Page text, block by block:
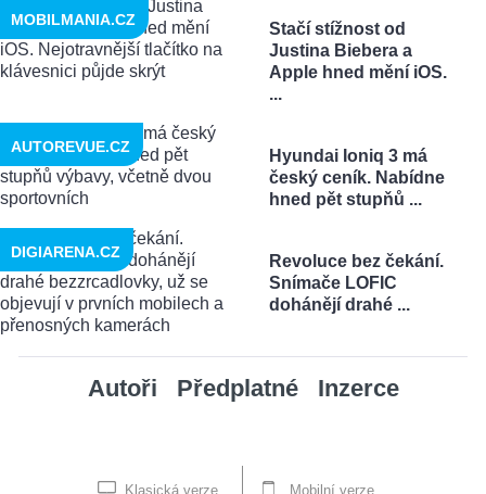
Stačí stížnost od
Justina Biebera a
Apple hned mění iOS.
...
MOBILMANIA.CZ
Hyundai Ioniq 3 má
český ceník. Nabídne
hned pět stupňů ...
AUTOREVUE.CZ
Revoluce bez čekání.
Snímače LOFIC
dohánějí drahé ...
DIGIARENA.CZ
Autoři Předplatné Inzerce
Klasická verze Mobilní verze